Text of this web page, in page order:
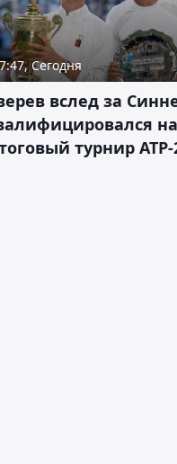
Сегодня
вслед за
на
турнир ATP-